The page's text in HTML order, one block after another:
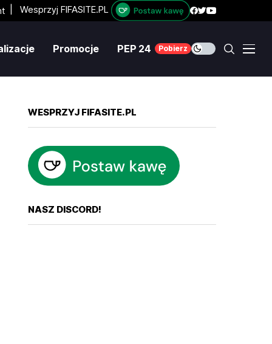
Wesprzyj FIFASITE.PL
Promocje PEP 24 Pobierz
WESPRZYJ FIFASITE.PL
NASZ DISCORD!